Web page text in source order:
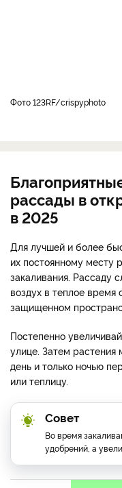
фото 123RF/crispyphoto
рассады в
в 2025
Для лучшей и более
их постоянному месту
закаливания. Рассаду
воздух в теплое время
защищенном
Постепенно
улице. Затем растения
день и только ночью
или теплицу.
Совет
Во время
удобрений, а